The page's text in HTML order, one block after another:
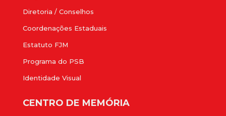
Diretoria / Conselhos
Coordenações Estaduais
Estatuto FJM
Programa do PSB
Identidade Visual
CENTRO DE MEMÓRIA